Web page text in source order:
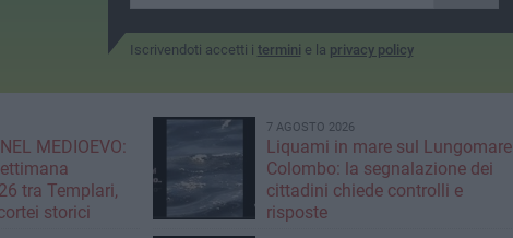
Iscrivendoti accetti i termini e la privacy policy
MEDIOEVO:
tra Templari,
storici
7 AGOSTO 2026
Liquami in mare sul Lungomare
Colombo: la segnalazione dei
cittadini chiede controlli e
risposte